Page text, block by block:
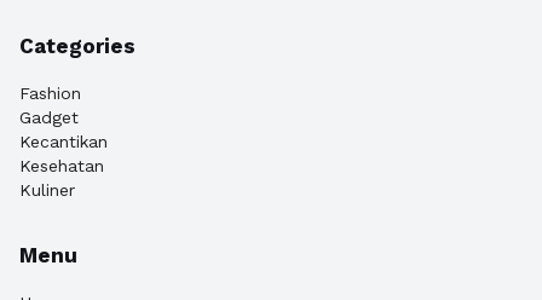
Categories
Fashion
Gadget
Kecantikan
Kesehatan
Kuliner
Menu